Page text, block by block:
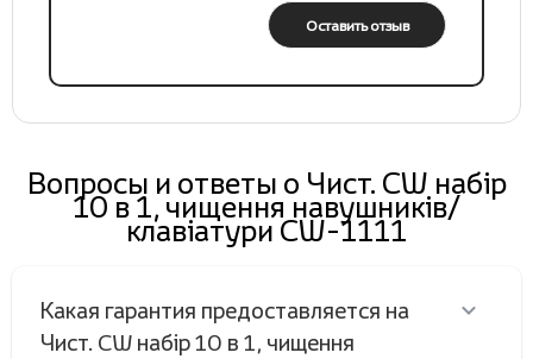
Оставить отзыв
Вопросы и ответы о Чист. CW набір
10 в 1, чищення навушників/
клавіатури CW-1111
Какая гарантия предоставляется на
Чист. CW набір 10 в 1, чищення